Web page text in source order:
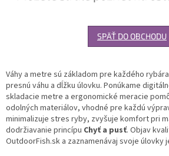
SPÄŤ DO OBCHODU
Váhy a metre sú základom pre každého
presnú váhu a dĺžku úlovku. Ponúkame
skladacie metre a ergonomické meracie
odolných materiálov, vhodné pre každú
minimalizuje stres ryby, zvyšuje komfort pri
dodržiavanie princípu Chyť a pusť. Objav
OutdoorFish.sk a zaznamenávaj svoje úlovky